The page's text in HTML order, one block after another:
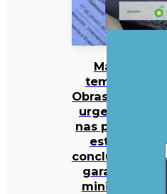
Mau
tempo:
Obras mais
urgentes
nas praias
estão
concluídas,
garante
ministra